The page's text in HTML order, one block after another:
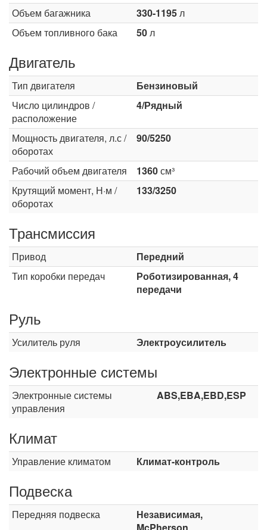
Объем багажника 330-1195л
Объем топливного бака
50л
Двигатель
Тип двигателя
Бензиновый
Число цилиндров /
расположение
4/Рядный
Мощность двигателя, л.с /
оборотах
90/5250
Рабочий объем двигателя 1360см³
Крутящий момент, Н·м /
оборотах
133/3250
Трансмиссия
Привод
Передний
Тип коробки передач
Роботизированная, 4
передачи
Руль
Усилитель руля Электроусилитель
Электронные системы
Электронные системы
управления
ABS,EBA,EBD,ESP
Климат
Управление климатом Климат-контроль
Подвеска
Передняя подвеска
Независимая,